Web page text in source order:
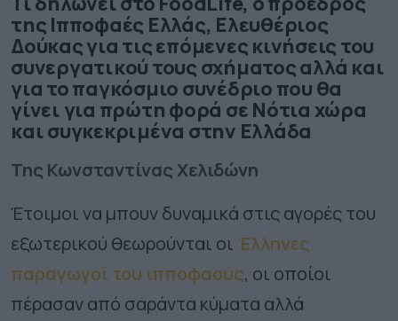
της Ιπποφαές Ελλάς, Ελευθέριος
Δούκας για τις επόμενες κινήσεις του
συνεργατικού τους σχήματος αλλά και
για το παγκόσμιο συνέδριο που θα
γίνει για πρώτη φορά σε Νότια χώρα
και συγκεκριμένα στην Ελλάδα
Της Κωνσταντίνας Χελιδώνη
Έτοιμοι να μπουν δυναμικά στις αγορές του
εξωτερικού θεωρούνται οι Έλληνες
παραγωγοί του ιπποφαούς, οι οποίοι
πέρασαν από σαράντα κύματα αλλά